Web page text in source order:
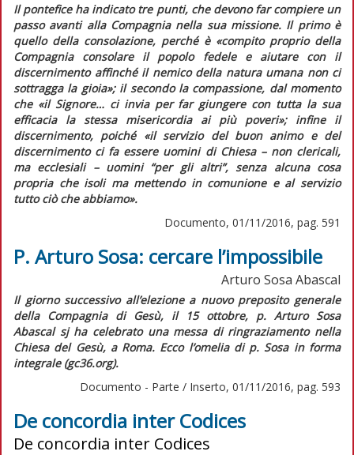
Il pontefice ha indicato tre punti, che devono far compiere un
passo avanti alla Compagnia nella sua missione. Il primo è
quello della consolazione, perché è «compito proprio della
Compagnia consolare il popolo fedele e aiutare con il
discernimento affinché il nemico della natura umana non ci
sottragga la gioia»; il secondo la compassione, dal momento
che «il Signore… ci invia per far giungere con tutta la sua
efficacia la stessa misericordia ai più poveri»; infine il
discernimento, poiché «il servizio del buon animo e del
discernimento ci fa essere uomini di Chiesa – non clericali,
ma ecclesiali – uomini “per gli altri”, senza alcuna cosa
propria che isoli ma mettendo in comunione e al servizio
tutto ciò che abbiamo».
Documento, 01/11/2016, pag. 591
P. Arturo Sosa: cercare l’impossibile
Arturo Sosa Abascal
Ilgiorno successivo all’elezione a nuovo preposito generale
della Compagnia di Gesù, il 15 ottobre, p. Arturo Sosa
Abascal sj ha celebrato una messa di ringraziamento nella
Chiesa del Gesù, a Roma. Ecco l’omelia di p. Sosa in forma
integrale (gc36.org).
Documento - Parte / Inserto, 01/11/2016, pag. 593
De concordia inter Codices
De concordia inter Codices